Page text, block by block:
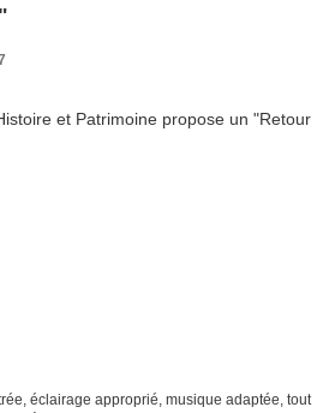
éclairage approprié, musique adaptée, tout